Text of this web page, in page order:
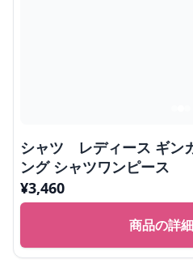
シャツ レディース ギン
ング シャツワンピース
¥3,460
商品の詳